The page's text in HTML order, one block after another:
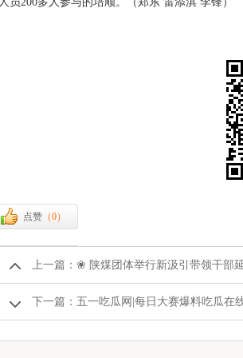
点赞 （0）
上一篇： ❀ 陕煤团体举行新汲引带领干部
下一篇： 五一吃瓜网|每日大赛爆料吃瓜在